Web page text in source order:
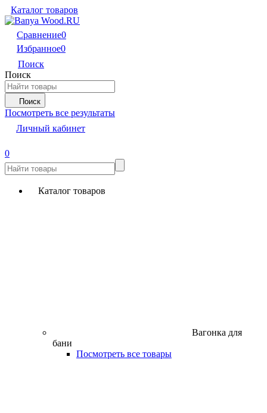
Каталог товаров
Сравнение0
Избранное0
Поиск
Поиск
Поиск
Посмотреть все результаты
Личный кабинет
0
Каталог товаров
Вагонка для
бани
Посмотреть все товары